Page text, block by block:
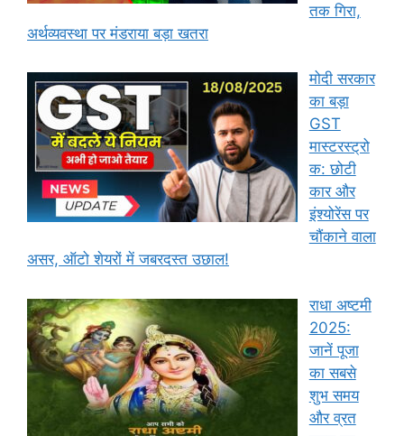
तक गिरा,
अर्थव्यवस्था पर मंडराया बड़ा खतरा
मोदी सरकार
का बड़ा
GST
मास्टरस्ट्रो
क: छोटी
कार और
इंश्योरेंस पर
चौंकाने वाला
असर, ऑटो शेयरों में जबरदस्त उछाल!
राधा अष्टमी
2025:
जानें पूजा
का सबसे
शुभ समय
और व्रत